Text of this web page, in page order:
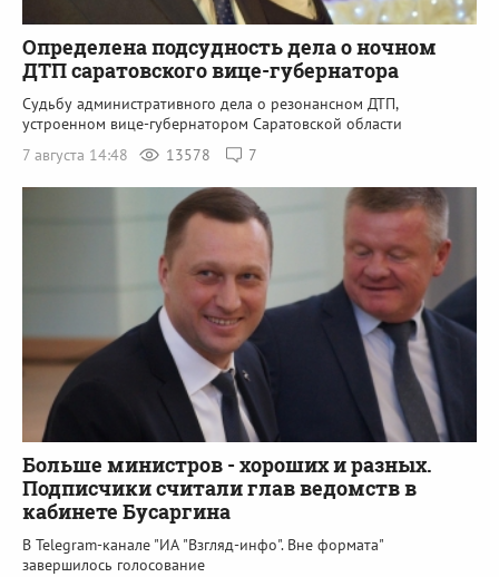
Определена подсудность дела о ночном
ДТП саратовского вице-губернатора
Судьбу административного дела о резонансном ДТП,
устроенном вице-губернатором Саратовской области
7 августа 14:48
13578 7
Больше министров - хороших и разных.
Подписчики считали глав ведомств в
кабинете Бусаргина
В Telegram-канале "ИА "Взгляд-инфо". Вне формата"
завершилось голосование